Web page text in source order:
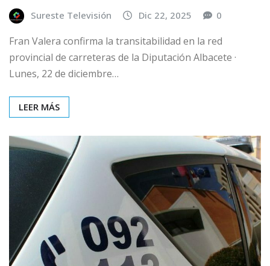
Sureste Televisión Dic 22, 2025 0
Fran Valera confirma la transitabilidad en la red
provincial de carreteras de la Diputación Albacete ·
Lunes, 22 de diciembre…
LEER MÁS